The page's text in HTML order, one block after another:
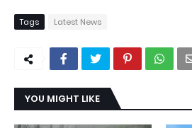
Tags Latest News
YOU MIGHT LIKE